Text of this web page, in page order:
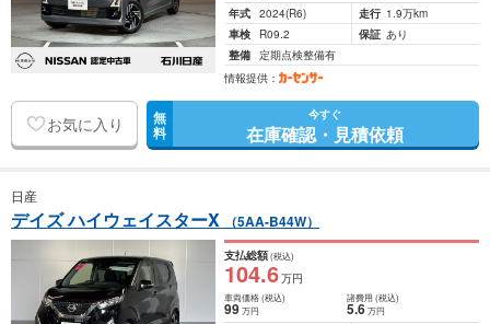
年式 2024(R6) 走行 1.9万km
車検
R09.2 保証 あり
整備 定期点検整備有
情報提供：
お気に入り 無
料
今すぐ
在庫確認・見積依頼
日産
デイズ ハイウェイスターX （5AA-B44W）
支払総額(税込)
104.6万円
車両価格(税込)
99万円
諸費用 (税込)
5.6 万円